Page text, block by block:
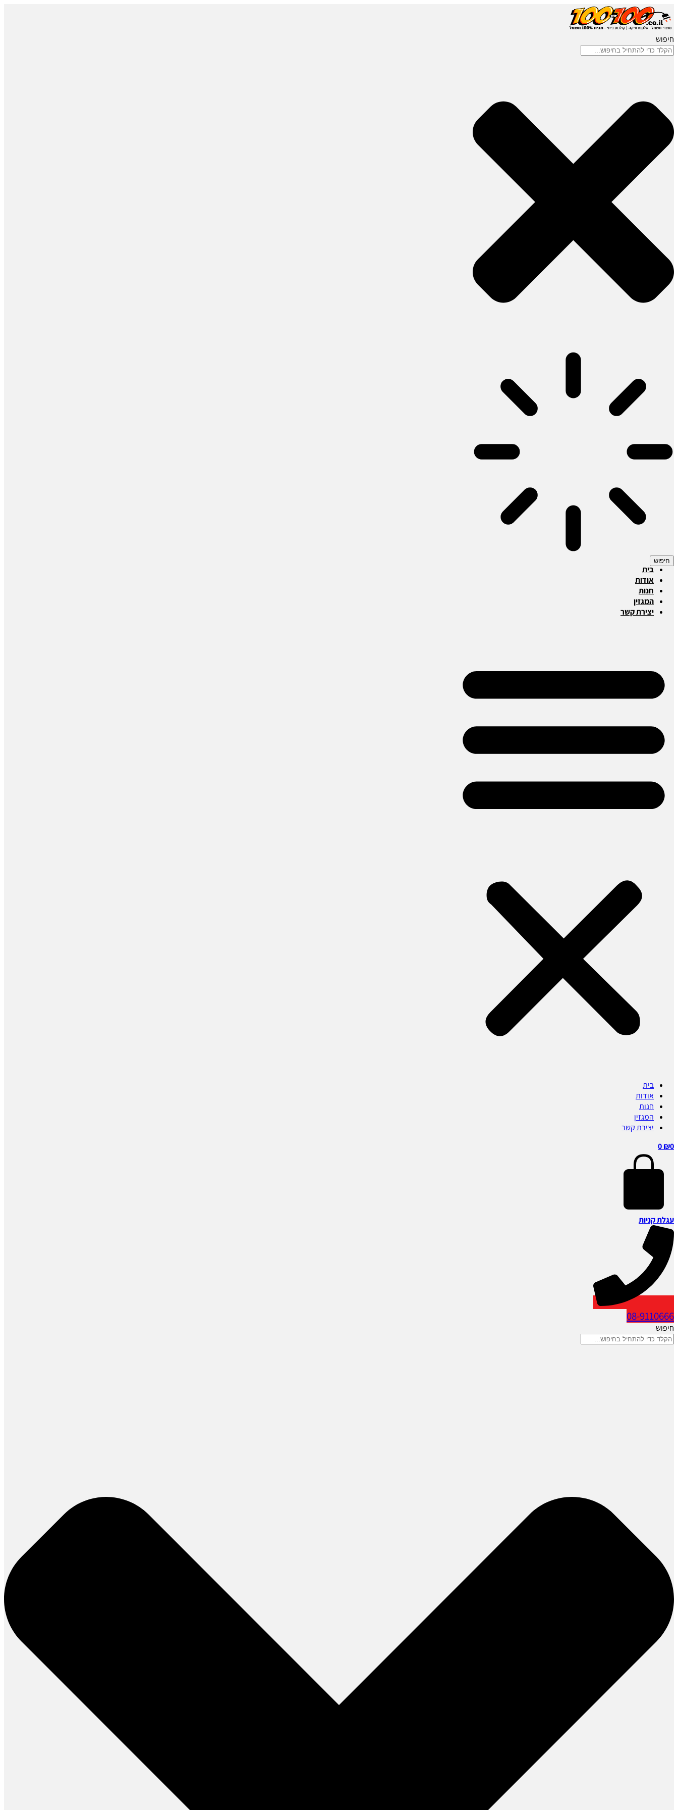
חיפוש
חיפוש
בית
אודות
חנות
המגזין
יצירת קשר
בית
אודות
חנות
המגזין
יצירת קשר
₪0
0
עגלת קניות
08-9110666
חיפוש